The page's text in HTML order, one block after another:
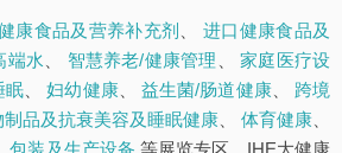
康食品及营养补充剂 、进口健康食品及
端水 智慧养老/健康管理 、家庭医疗设
眠 、妇幼健康、 益生菌/肠道健康、 跨境
制品及抗衰美容及睡眠健康 体育健康
包装及生产设备 等展览专区。IHE大健康